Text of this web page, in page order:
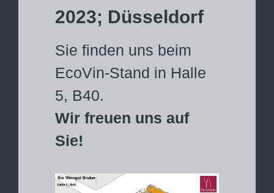
2023; Düsseldorf
Sie finden uns beim
EcoVin-Stand in Halle
5, B40.
Wir freuen uns auf
Sie!